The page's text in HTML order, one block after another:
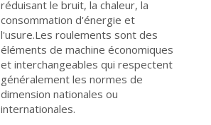
réduisant le bruit, la chaleur, la
consommation d'énergie et
l'usure.Les roulements sont des
éléments de machine économiques
et interchangeables qui respectent
généralement les normes de
dimension nationales ou
internationales.